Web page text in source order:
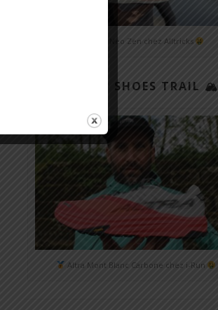
Mizuno Neo Zen chez Alltricks
TOP 3 SHOES TRAIL 🏔
Altra Mont Blanc Carbone chez i-Run